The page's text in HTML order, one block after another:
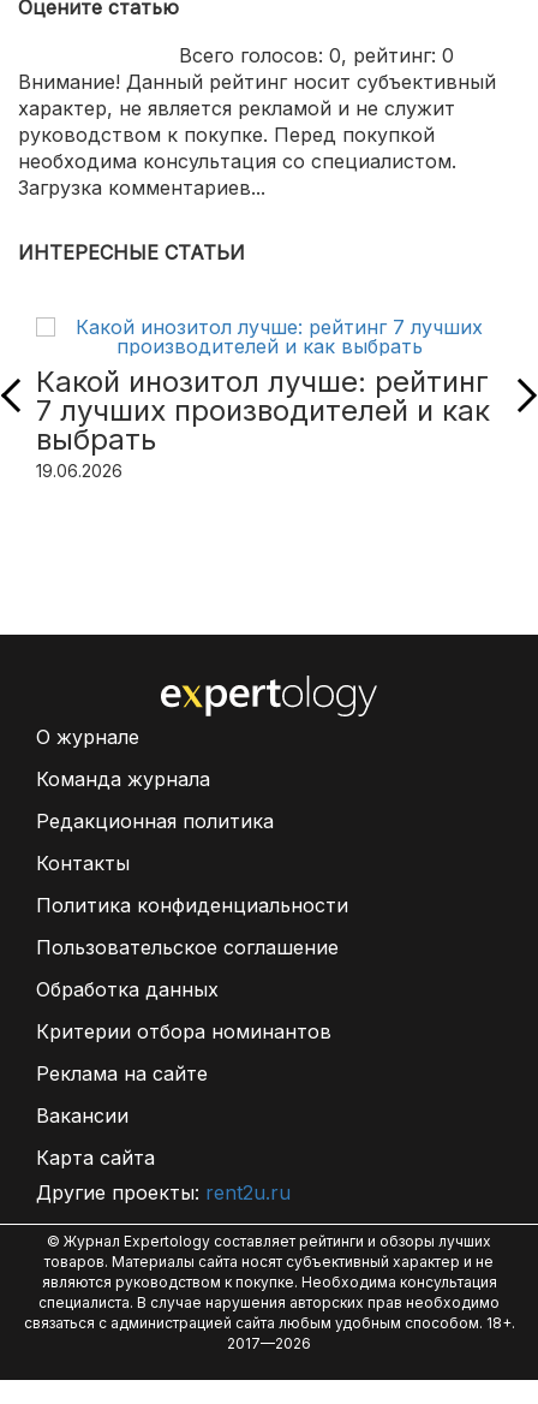
Оцените статью
Всего голосов: 0, рейтинг: 0
Внимание! Данный рейтинг носит субъективный
характер, не является рекламой и не служит
руководством к покупке. Перед покупкой
необходима консультация со специалистом.
Загрузка комментариев...
ИНТЕРЕСНЫЕ СТАТЬИ
Какой инозитол лучше: рейтинг
7 лучших производителей и как
выбрать
19.06.2026
О журнале
Команда журнала
Редакционная политика
Контакты
Политика конфиденциальности
Пользовательское соглашение
Обработка данных
Критерии отбора номинантов
Реклама на сайте
Вакансии
Карта сайта
Другие проекты: rent2u.ru
© Журнал Expertology составляет рейтинги и обзоры лучших
товаров. Материалы сайта носят субъективный характер и не
являются руководством к покупке. Необходима консультация
специалиста. В случае нарушения авторских прав необходимо
связаться с администрацией сайта любым удобным способом. 18+.
2017—2026